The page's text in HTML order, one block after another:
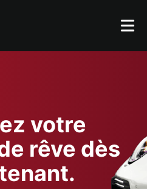
votre
rêve dès